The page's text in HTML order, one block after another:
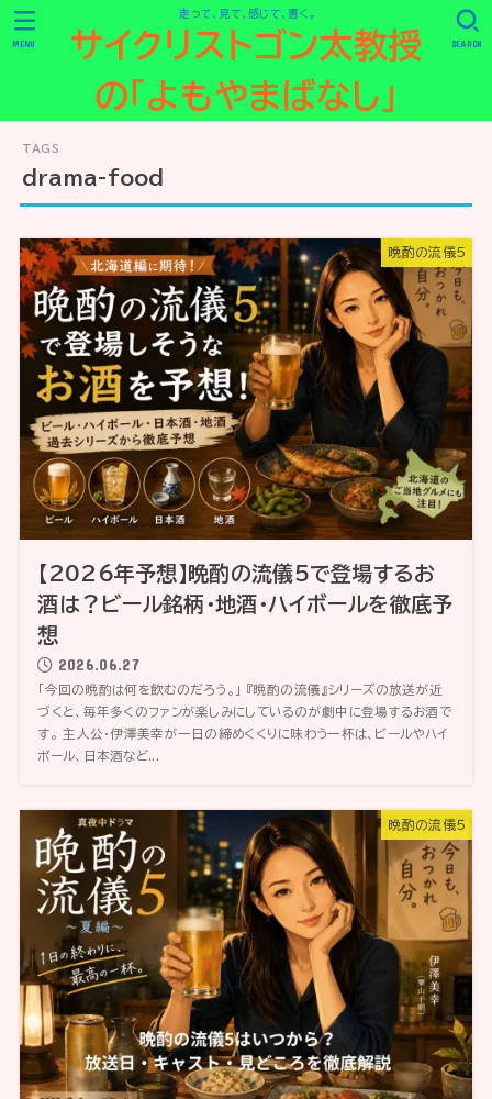
走って、見て、感じて、書く。
サイクリストゴン太教授
の「よもやまばなし」
SEARCH
MENU
drama-food
晩酌の流儀5
【2026年予想】晩酌の流儀5で登場するお
酒は？ビール銘柄・地酒・ハイボールを徹底予
想
2026.06.27
「今回の晩酌は何を飲むのだろう。」 『晩酌の流儀』シリーズの放送が近
づくと、毎年多くのファンが楽しみにしているのが劇中に登場するお酒で
す。 主人公・伊澤美幸が一日の締めくくりに味わう一杯は、ビールやハイ
ボール、日本酒など...
晩酌の流儀5